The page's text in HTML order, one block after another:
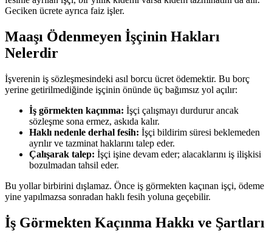
Geciken ücrete ayrıca faiz işler.
Maaşı Ödenmeyen İşçinin Hakları
Nelerdir
İşverenin iş sözleşmesindeki asıl borcu ücret ödemektir. Bu borç
yerine getirilmediğinde işçinin önünde üç bağımsız yol açılır:
İş görmekten kaçınma: İşçi çalışmayı durdurur ancak
sözleşme sona ermez, askıda kalır.
Haklı nedenle derhal fesih: İşçi bildirim süresi beklemeden
ayrılır ve tazminat haklarını talep eder.
Çalışarak talep: İşçi işine devam eder; alacaklarını iş ilişkisi
bozulmadan tahsil eder.
Bu yollar birbirini dışlamaz. Önce iş görmekten kaçınan işçi, ödeme
yine yapılmazsa sonradan haklı fesih yoluna geçebilir.
İş Görmekten Kaçınma Hakkı ve Şartları